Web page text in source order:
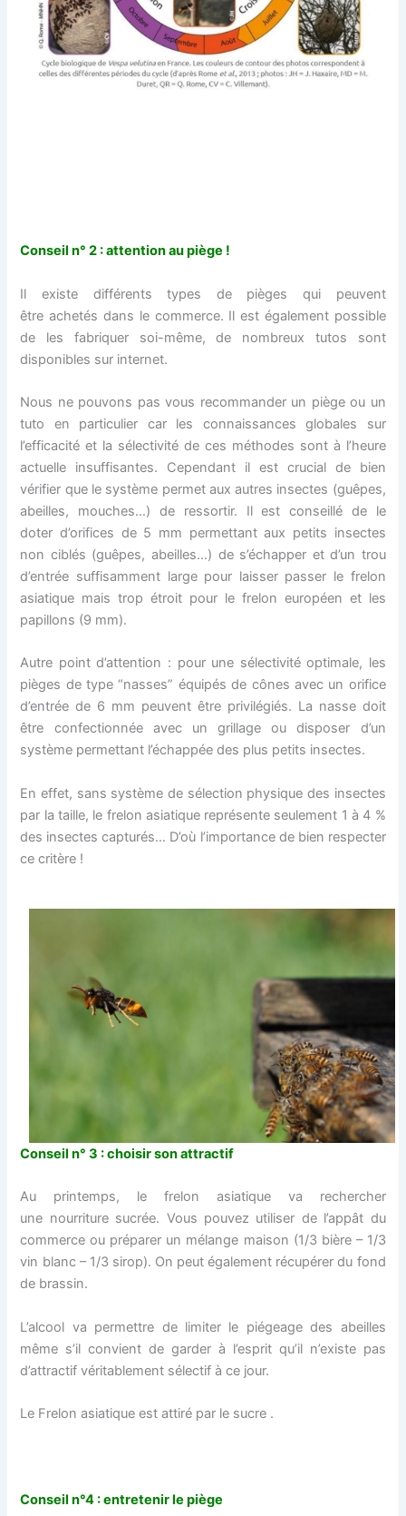
Conseil n° 2 : attention au piège !
Il existe différents types de pièges qui peuvent
être achetés dans le commerce. Il est également possible
de les fabriquer soi-même, de nombreux tutos sont
disponibles sur internet.
Nous ne pouvons pas vous recommander un piège ou un
tuto en particulier car les connaissances globales sur
l’efficacité et la sélectivité de ces méthodes sont à l’heure
actuelle insuffisantes. Cependant il est crucial de bien
vérifier que le système permet aux autres insectes (guêpes,
abeilles, mouches…) de ressortir. Il est conseillé de le
doter d’orifices de 5 mm permettant aux petits insectes
non ciblés (guêpes, abeilles…) de s’échapper et d’un trou
d’entrée suffisamment large pour laisser passer le frelon
asiatique mais trop étroit pour le frelon européen et les
papillons (9 mm).
Autre point d’attention : pour une sélectivité optimale, les
pièges de type “nasses” équipés de cônes avec un orifice
d’entrée de 6 mm peuvent être privilégiés. La nasse doit
être confectionnée avec un grillage ou disposer d’un
système permettant l’échappée des plus petits insectes.
En effet, sans système de sélection physique des insectes
par la taille, le frelon asiatique représente seulement 1 à 4 %
des insectes capturés… D’où l’importance de bien respecter
ce critère !
Conseil n° 3 : choisir son attractif
Au printemps, le frelon asiatique va rechercher
une nourriture sucrée. Vous pouvez utiliser de l’appât du
commerce ou préparer un mélange maison (1/3 bière – 1/3
vin blanc – 1/3 sirop). On peut également récupérer du fond
de brassin.
L’alcool va permettre de limiter le piégeage des abeilles
même s’il convient de garder à l’esprit qu’il n’existe pas
d’attractif véritablement sélectif à ce jour.
Le Frelon asiatique est attiré par le sucre .
Conseil n°4 : entretenir le piège